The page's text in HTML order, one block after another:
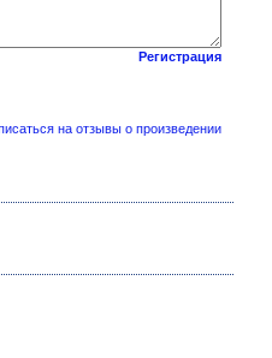
Регистрация
на отзывы о произведении